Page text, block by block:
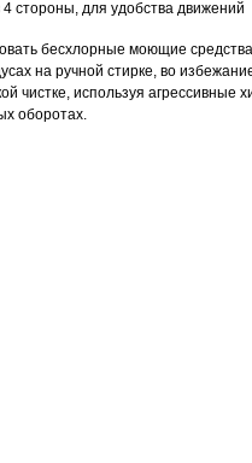
стороны, для удобства движений
бесхлорные моющие
на ручной стирке, во
чистке, используя агрессивные
оборотах.